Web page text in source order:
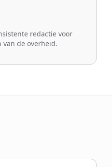
redactie voor
de overheid.